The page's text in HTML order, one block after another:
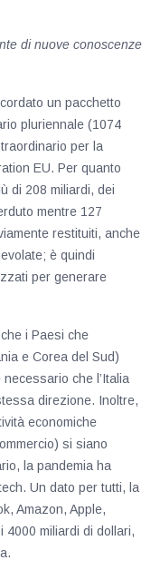
di nuove conoscenze
un pacchetto
pluriennale (1074
per la
EU. Per quanto
di 208 miliardi, dei
mentre 127
restituiti, anche
è quindi
per generare
i Paesi che
e Corea del Sud)
che l’Italia
direzione. Inoltre,
economiche
si siano
la pandemia ha
Un dato per tutti, la
Amazon, Apple,
4000 miliardi di dollari,